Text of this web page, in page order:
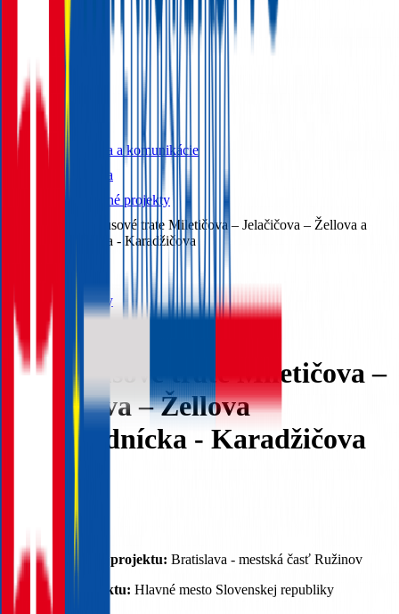
Doprava a komunikácie
Doprava
Dopravné projekty
Trolejbusové trate Miletičova – Jelačičova – Žellova a
Záhradnícka - Karadžičova
Dopravné projekty
Trolejbusové trate Miletičova –
Jelačičova – Žellova
a Záhradnícka - Karadžičova
Miesto realizácie projektu: Bratislava - mestská časť Ružinov
Prijímateľ projektu: Hlavné mesto Slovenskej republiky
Bratislava